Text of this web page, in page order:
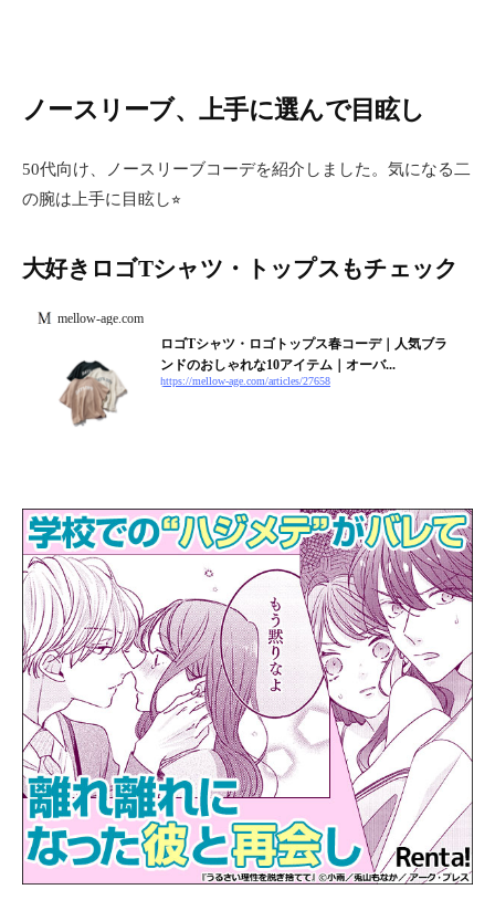
ノースリーブ、上手に選んで目眩し
50代向け、ノースリーブコーデを紹介しました。気になる二
の腕は上手に目眩し⭐︎
大好きロゴTシャツ・トップスもチェック
mellow-age.com
ロゴTシャツ・ロゴトップス春コーデ｜人気ブラ
ンドのおしゃれな10アイテム｜オーバ...
https://mellow-age.com/articles/27658